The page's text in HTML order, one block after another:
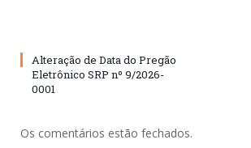
Alteração de Data do Pregão
Eletrônico SRP nº 9/2026-
0001
Os comentários estão fechados.